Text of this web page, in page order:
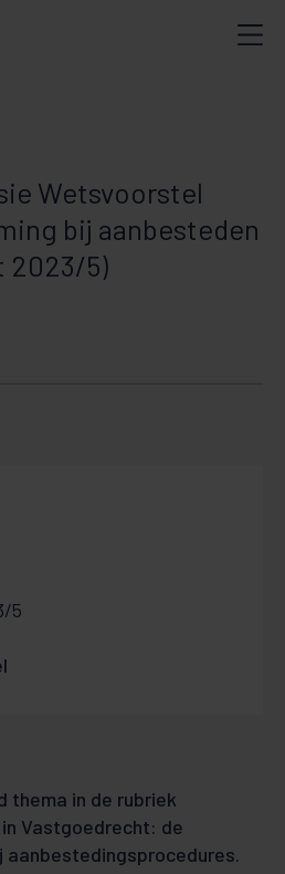
Wetsvoorstel
bij aanbesteden
2023/5)
5
thema in de rubriek
Vastgoedrecht: de